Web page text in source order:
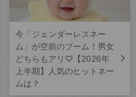
今「ジェンダーレスネー
ム」が空前のブーム！男女
どちらもアリ♡【2026年
上半期】人気のヒットネー
ムは？